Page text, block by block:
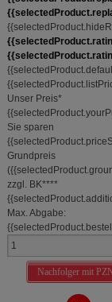
Unser Preis*
Sie sparen
Grundpreis
(
zzgl. BK****
Max. Abgabe:
Nachfolger mit